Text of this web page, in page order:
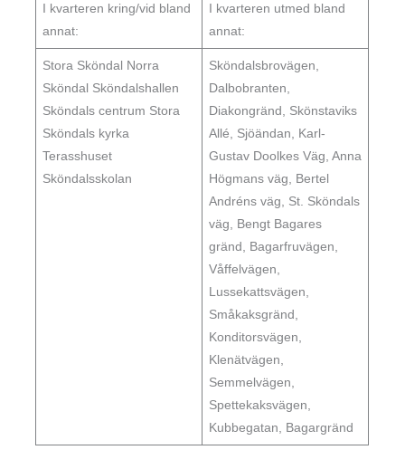
I kvarteren kring/vid bland
annat:
I kvarteren utmed bland
annat:
Stora Sköndal Norra
Sköndal Sköndalshallen
Sköndals centrum Stora
Sköndals kyrka
Terasshuset
Sköndalsskolan
Sköndalsbrovägen,
Dalbobranten,
Diakongränd, Skönstaviks
Allé, Sjöändan, Karl-
Gustav Doolkes Väg, Anna
Högmans väg, Bertel
Andréns väg, St. Sköndals
väg, Bengt Bagares
gränd, Bagarfruvägen,
Våffelvägen,
Lussekattsvägen,
Småkaksgränd,
Konditorsvägen,
Klenätvägen,
Semmelvägen,
Spettekaksvägen,
Kubbegatan, Bagargränd